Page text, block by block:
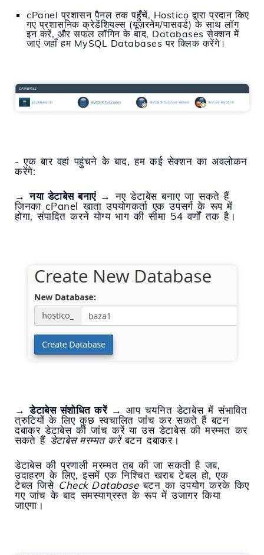
cPanel प्रशासन पैनल तक पहुँचें, Hostico द्वारा प्रदान किए
गए प्रशासनिक क्रेडेंशियल्स (यूज़रनेम/पासवर्ड) के साथ लॉग
इन करें, और सफल लॉगिन के बाद, Databases सेक्शन में
जाएं जहाँ हम MySQL Databases पर क्लिक करेंगे।
- एक बार वहां पहुंचने के बाद, हम कई सेक्शन का अवलोकन
करेंगे:
→नया डेटाबेस बनाएं→ नए डेटाबेस बनाए जा सकते हैं
जिनका cPanel खाता उपयोगकर्ता एक उपसर्ग के रूप में
होगा, संपादित करने योग्य भाग की सीमा 54 वर्णों तक है।
→डेटाबेस संशोधित करें→ आप चयनित डेटाबेस में संभावित
त्रुटियों के लिए कुछ स्वचालित जांच कर सकते हैं बटन
दबाकर डेटाबेस की जांच करें या उस डेटाबेस की मरम्मत कर
सकते हैं डेटाबेस मरम्मत करेंबटन दबाकर।
डेटाबेस की प्रणाली मरम्मत तब की जा सकती है जब,
उदाहरण के लिए, इसमें एक निश्चित खराब टेबल हो, एक
टेबल जिसे Check Databaseबटन का उपयोग करके किए
गए जांच के बाद समस्याग्रस्त के रूप में उजागर किया
जाएगा।